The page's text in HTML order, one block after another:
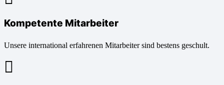
Kompetente Mitarbeiter
Unsere international erfahrenen Mitarbeiter sind bestens geschult.